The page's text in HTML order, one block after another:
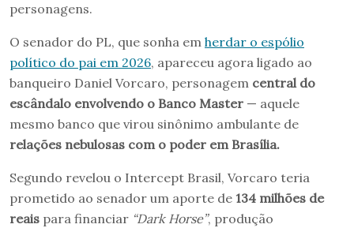
personagens.
O senador do PL, que sonha em herdar o espólio
político do pai em 2026, apareceu agora ligado ao
banqueiro Daniel Vorcaro, personagem central do
escândalo envolvendo o Banco Master — aquele
mesmo banco que virou sinônimo ambulante de
relações nebulosas com o poder em Brasília.
Segundo revelou o Intercept Brasil, Vorcaro teria
prometido ao senador um aporte de 134 milhões de
reais para financiar “Dark Horse”, produção